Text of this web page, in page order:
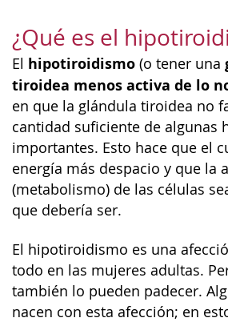
¿Qué es el
El hipotiroidismo (o tener una
tiroidea menos activa de lo
en que la glándula tiroidea no
cantidad suficiente de algunas
importantes. Esto hace que el
energía más despacio y que la
(metabolismo) de las células
que debería ser.
El hipotiroidismo es una
todo en las mujeres adultas.
también lo pueden padecer.
nacen con esta afección; en